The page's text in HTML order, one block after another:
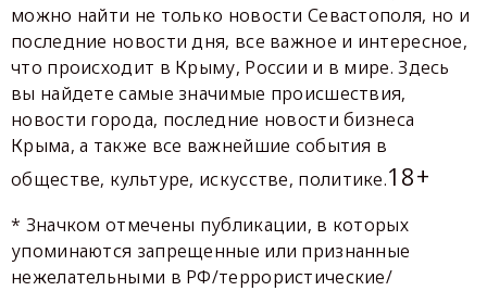
можно найти не только новости Севастополя, но и
последние новости дня, все важное и интересное,
что происходит в Крыму, России и в мире. Здесь
вы найдете самые значимые происшествия,
новости города, последние новости бизнеса
Крыма, а также все важнейшие события в
обществе, культуре, искусстве, политике.18+
* Значком отмечены публикации, в которых
упоминаются запрещенные или признанные
нежелательными в РФ/террористические/